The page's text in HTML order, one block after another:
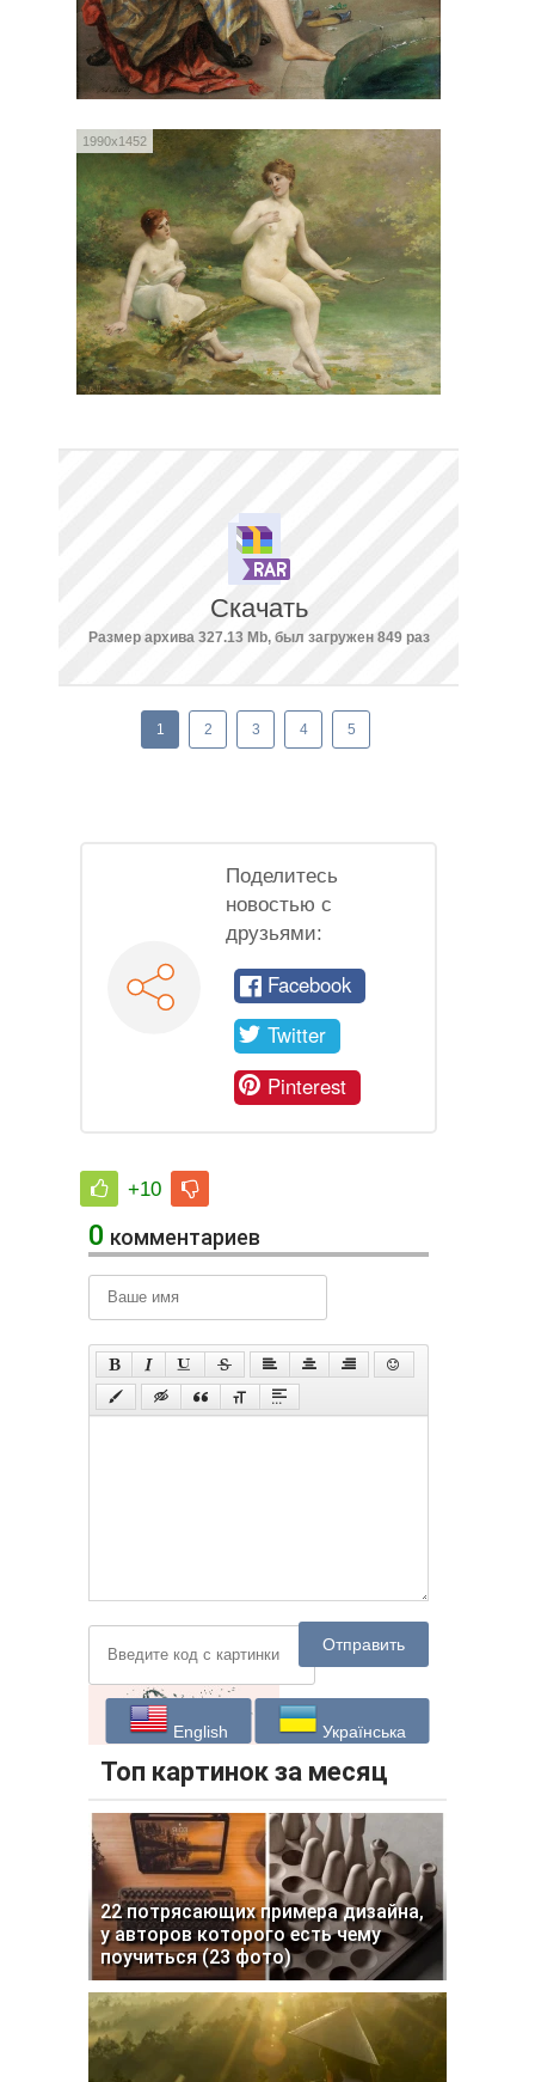
1990x1452
Скачать
Размер архива 327.13 Mb, был загружен 849 раз
1 2 3 4 5
Поделитесь
новостью с
друзьями:
Facebook
Twitter
Pinterest
+10
0 комментариев
Отправить
English Українська
Топ картинок за месяц
22 потрясающих примера дизайна,
у авторов которого есть чему
поучиться (23 фото)